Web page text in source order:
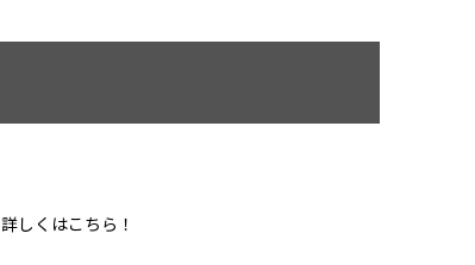
詳しくはこちら！